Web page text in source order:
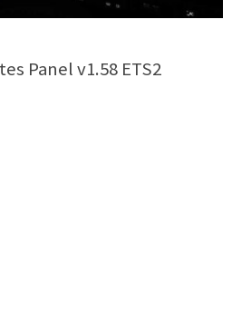
Panel v1.58 ETS2